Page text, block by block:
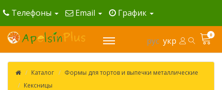
Телефоны Email График
рус укр
0
Каталог
Формы для тортов и выпечки металлические
Кексницы